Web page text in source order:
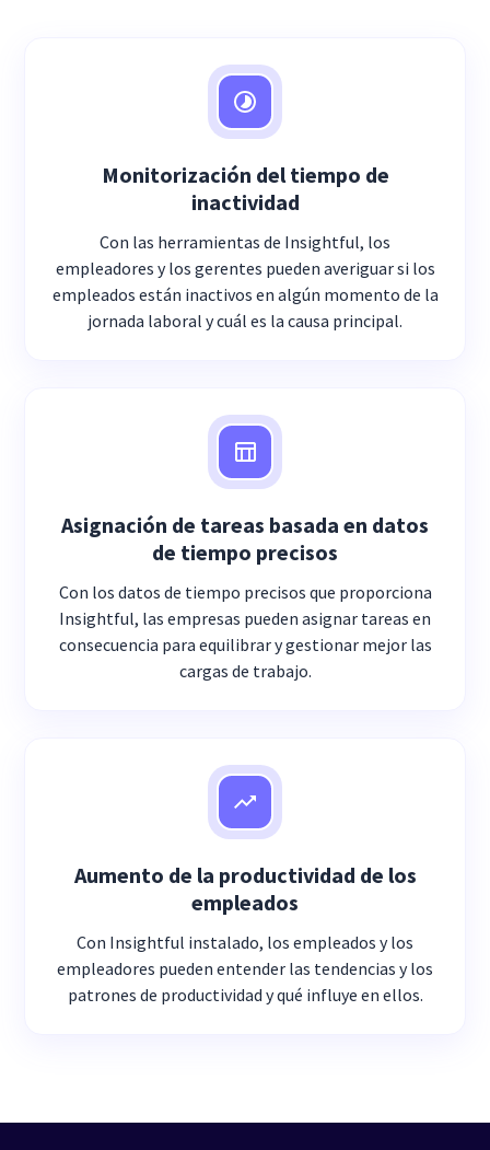
Monitorización del tiempo de
inactividad
Con las herramientas de Insightful, los
empleadores y los gerentes pueden averiguar si los
empleados están inactivos en algún momento de la
jornada laboral y cuál es la causa principal.
Asignación de tareas basada en datos
de tiempo precisos
Con los datos de tiempo precisos que proporciona
Insightful, las empresas pueden asignar tareas en
consecuencia para equilibrar y gestionar mejor las
cargas de trabajo.
Aumento de la productividad de los
empleados
Con Insightful instalado, los empleados y los
empleadores pueden entender las tendencias y los
patrones de productividad y qué influye en ellos.